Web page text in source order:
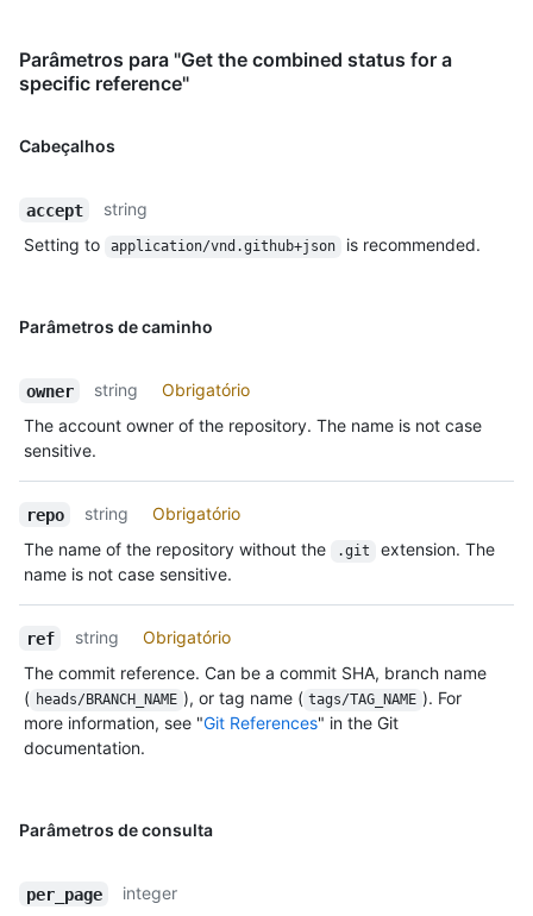
Parâmetros para "Get the combined status for a
specific reference"
Cabeçalhos
accept
string
Setting to
application/vnd.github+json is recommended.
Parâmetros de caminho
owner string
Obrigatório
The account owner of the repository. The name is not case
sensitive.
repo string
Obrigatório
The name of the repository without the
.git
extension. The
name is not case sensitive.
ref string
Obrigatório
The commit reference. Can be a commit SHA, branch name
( heads/BRANCH_NAME ), or tag name ( tags/TAG_NAME ). For
more information, see "Git References" in the Git
documentation.
Parâmetros de consulta
per_page integer